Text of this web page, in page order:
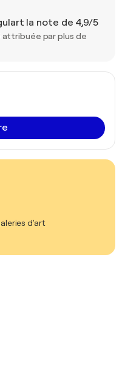
la note de 4,9/5
attribuée par plus de
d'art